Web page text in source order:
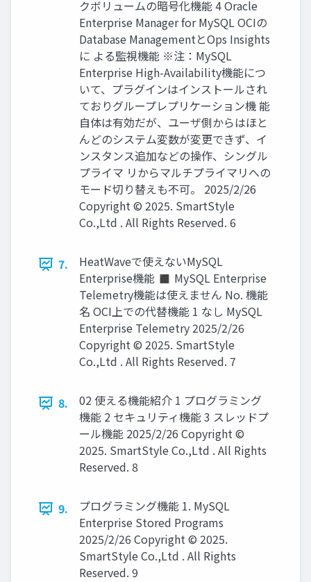
クボリュームの暗号化機能 4 Oracle
Enterprise Manager for MySQL OCIの
Database ManagementとOps Insights
に よる監視機能 ※注：MySQL
Enterprise High-Availability機能につ
いて、プラグインはインストールされ
ておりグループレプリケーション機 能
自体は有効だが、ユーザ側からはほと
んどのシステム変数が変更できず、イ
ンスタンス追加などの操作、シングル
プライマ リからマルチプライマリへの
モード切り替えも不可。 2025/2/26
Copyright © 2025. SmartStyle
Co.,Ltd . All Rights Reserved. 6
7.
HeatWaveで使えないMySQL
Enterprise機能 ◼ MySQL Enterprise
Telemetry機能は使えません No. 機能
名 OCI上での代替機能 1 なし MySQL
Enterprise Telemetry 2025/2/26
Copyright © 2025. SmartStyle
Co.,Ltd . All Rights Reserved. 7
8.
02 使える機能紹介 1 プログラミング
機能 2 セキュリティ機能 3 スレッドプ
ール機能 2025/2/26 Copyright ©
2025. SmartStyle Co.,Ltd . All Rights
Reserved. 8
9.
プログラミング機能 1. MySQL
Enterprise Stored Programs
2025/2/26 Copyright © 2025.
SmartStyle Co.,Ltd . All Rights
Reserved. 9